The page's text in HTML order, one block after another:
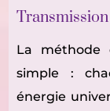
La méthode
simple :
énergie